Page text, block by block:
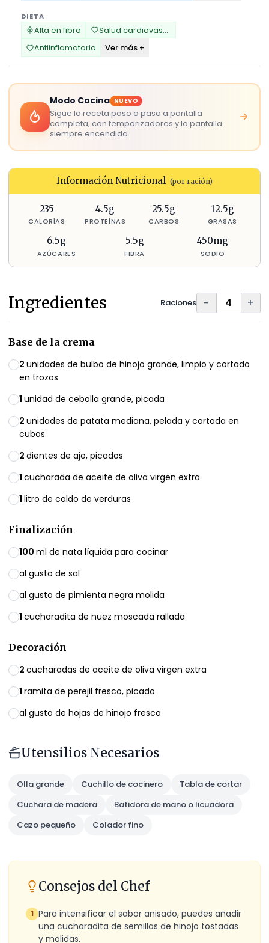
DIETA
Alta en fibra
Salud cardiovascular
Antiinflamatoria
Ver más +
Modo Cocina NUEVO
Sigue la receta paso a paso a pantalla
completa, con temporizadores y la pantalla
siempre encendida
Información Nutricional (por ración)
235
CALORÍAS
4.5g
PROTEÍNAS
25.5g
CARBOS
12.5g
GRASAS
6.5g
AZÚCARES
5.5g
FIBRA
450mg
SODIO
Ingredientes Raciones − +
Base de la crema
2 unidades de bulbo de hinojo grande, limpio y cortado
en trozos
1 unidad de cebolla grande, picada
2 unidades de patata mediana, pelada y cortada en
cubos
2 dientes de ajo, picados
1 cucharada de aceite de oliva virgen extra
1 litro de caldo de verduras
Finalización
100 ml de nata líquida para cocinar
al gusto de sal
al gusto de pimienta negra molida
1 cucharadita de nuez moscada rallada
Decoración
2 cucharadas de aceite de oliva virgen extra
1 ramita de perejil fresco, picado
al gusto de hojas de hinojo fresco
Utensilios Necesarios
Olla grande Cuchillo de cocinero
Tabla de cortar
Cuchara de madera
Batidora de mano o licuadora
Cazo pequeño
Colador fino
Consejos del Chef
1 Para intensificar el sabor anisado, puedes añadir
una cucharadita de semillas de hinojo tostadas
y molidas.